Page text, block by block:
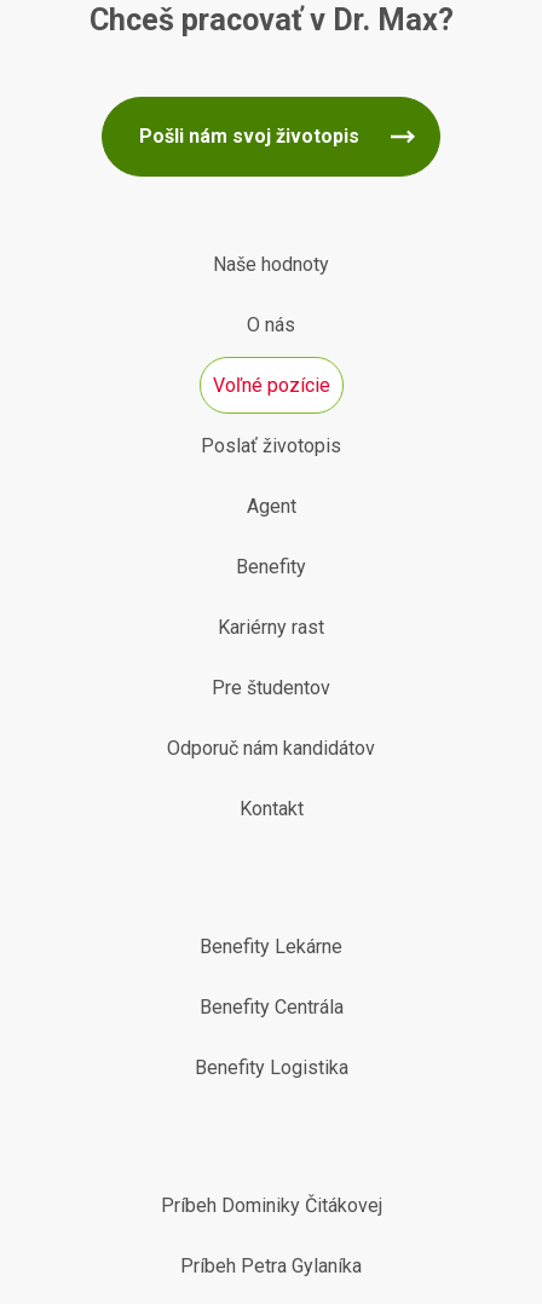
Chceš pracovať v Dr. Max?
Pošli nám svoj životopis
Naše hodnoty
O nás
Voľné pozície
Poslať životopis
Agent
Benefity
Kariérny rast
Pre študentov
Odporuč nám kandidátov
Kontakt
Benefity Lekárne
Benefity Centrála
Benefity Logistika
Príbeh Dominiky Čitákovej
Príbeh Petra Gylaníka